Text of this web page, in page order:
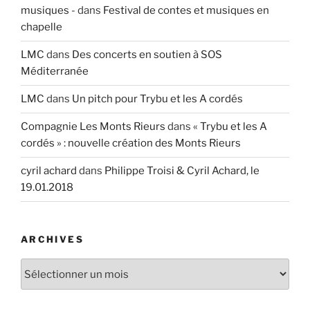
musiques - dans Festival de contes et musiques en
chapelle
LMC dans Des concerts en soutien à SOS
Méditerranée
LMC dans Un pitch pour Trybu et les A cordés
Compagnie Les Monts Rieurs dans « Trybu et les A
cordés » : nouvelle création des Monts Rieurs
cyril achard dans Philippe Troisi & Cyril Achard, le
19.01.2018
ARCHIVES